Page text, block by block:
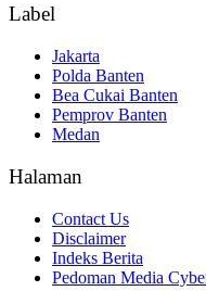
Label
Jakarta
Polda Banten
Bea Cukai Banten
Pemprov Banten
Medan
Halaman
Contact Us
Disclaimer
Indeks Berita
Pedoman Media